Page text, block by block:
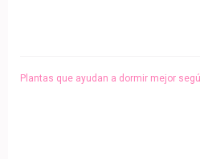
Plantas que ayudan a dormir mejor